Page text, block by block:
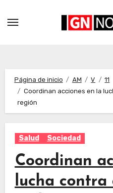
Página de inicio AM V
11
Coordinan acciones en la
región
Salud Sociedad
Coordinan
lucha contra